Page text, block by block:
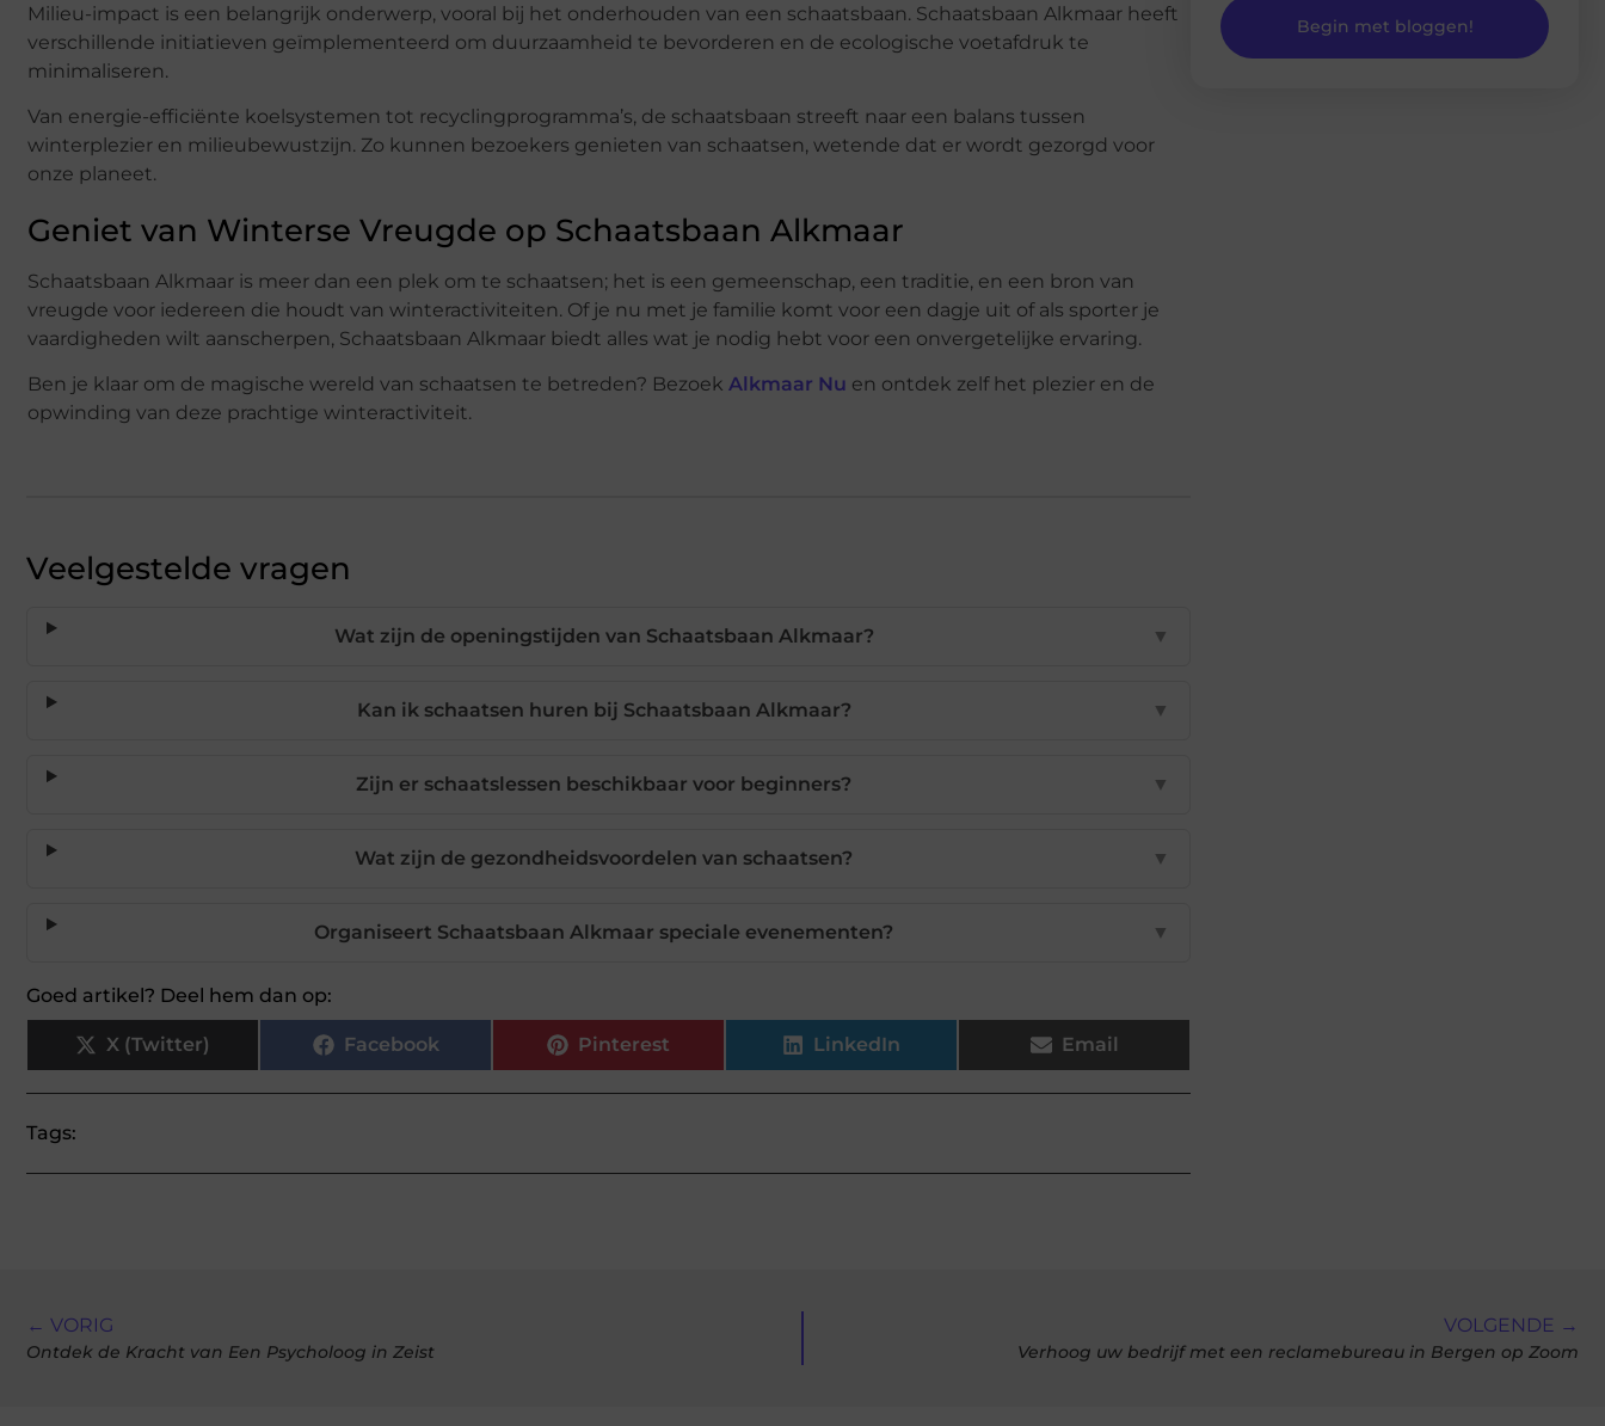
Milieu-impact is een belangrijk onderwerp, vooral bij het onderhouden van een schaatsbaan. Schaatsbaan Alkmaar heeft
verschillende initiatieven geïmplementeerd om duurzaamheid te bevorderen en de ecologische voetafdruk te
minimaliseren.
Van energie-efficiënte koelsystemen tot recyclingprogramma’s, de schaatsbaan streeft naar een balans tussen
winterplezier en milieubewustzijn. Zo kunnen bezoekers genieten van schaatsen, wetende dat er wordt gezorgd voor
onze planeet.
Geniet van Winterse Vreugde op Schaatsbaan Alkmaar
Schaatsbaan Alkmaar is meer dan een plek om te schaatsen; het is een gemeenschap, een traditie, en een bron van
vreugde voor iedereen die houdt van winteractiviteiten. Of je nu met je familie komt voor een dagje uit of als sporter je
vaardigheden wilt aanscherpen, Schaatsbaan Alkmaar biedt alles wat je nodig hebt voor een onvergetelijke ervaring.
Ben je klaar om de magische wereld van schaatsen te betreden? Bezoek Alkmaar Nu en ontdek zelf het plezier en de
opwinding van deze prachtige winteractiviteit.
Veelgestelde vragen
Wat zijn de openingstijden van Schaatsbaan Alkmaar? ▼
Kan ik schaatsen huren bij Schaatsbaan Alkmaar? ▼
Zijn er schaatslessen beschikbaar voor beginners? ▼
Wat zijn de gezondheidsvoordelen van schaatsen? ▼
Organiseert Schaatsbaan Alkmaar speciale evenementen? ▼
Goed artikel? Deel hem dan op:
X (Twitter) Facebook Pinterest LinkedIn Email
Tags:
Begin met bloggen!
← VORIG
Ontdek de Kracht van Een Psycholoog in Zeist
VOLGENDE →
Verhoog uw bedrijf met een reclamebureau in Bergen op Zoom